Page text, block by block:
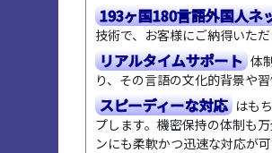
193ヶ国180言語外国人ネ
技術で、お客様にご納得いた
リアルタイムサポート 体
り、その言語の文化的背景や
スピーディーな対応 はも
プします。機密保持の体制も
ンにも柔軟かつ迅速な対応が可